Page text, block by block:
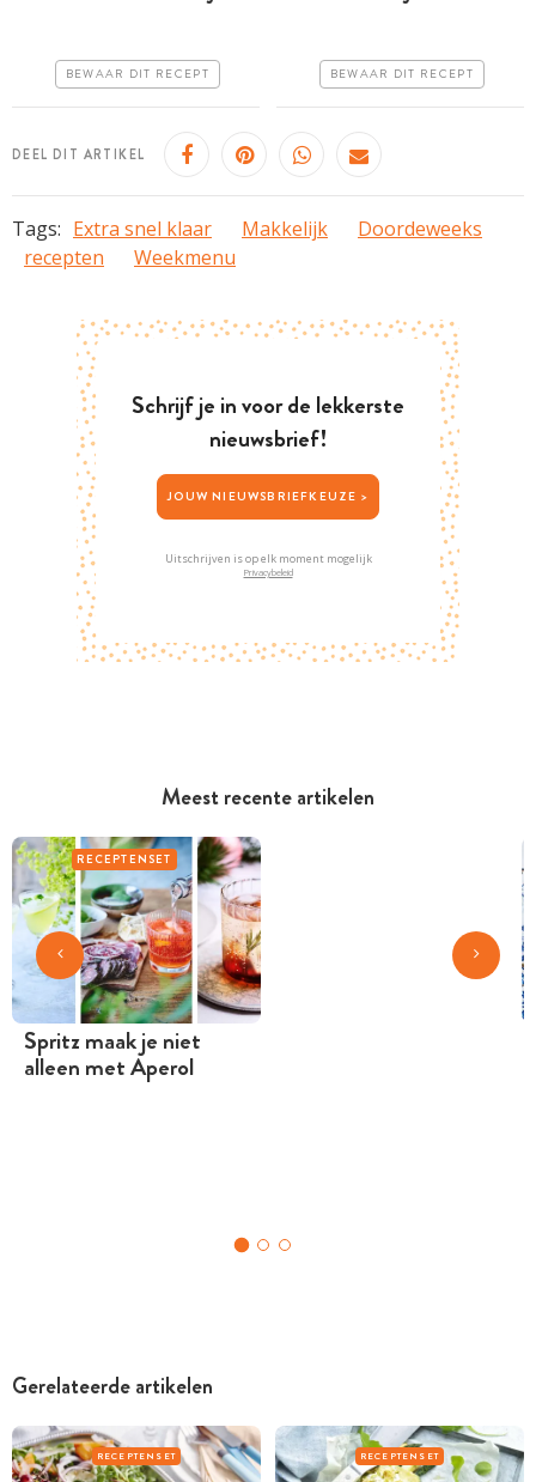
Meest recente artikelen
RECEPTENSET
Spritz maak je niet
alleen met Aperol
Erg makkelijk
BEWAAR DIT RECEPT Erg makkelijk
BEWAAR DIT RECEPT
DEEL DIT ARTIKEL
Tags: Extra snel klaar Makkelijk
Doordeweeks
recepten
Weekmenu
Schrijf je in voor de lekkerste
nieuwsbrief!
JOUW NIEUWSBRIEFKEUZE >
Uitschrijven is op elk moment mogelijk
Privacybeleid
Gerelateerde artikelen
RECEPTENSET RECEPTENSET